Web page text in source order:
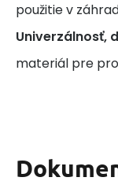
použitie v
Univerzálnosť,
materiál pre